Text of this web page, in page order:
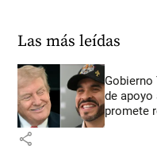
Las más leídas
Gobierno
de apoyo
promete
share